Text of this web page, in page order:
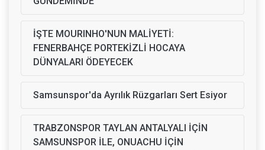
İŞTE MOURINHO'NUN MALİYETİ:
FENERBAHÇE PORTEKİZLİ HOCAYA
DÜNYALARI ÖDEYECEK
Samsunspor'da Ayrılık Rüzgarları Sert Esiyor
TRABZONSPOR TAYLAN ANTALYALI İÇİN
SAMSUNSPOR İLE, ONUACHU İÇİN